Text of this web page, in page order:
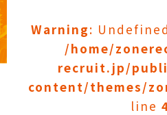
Warning:
/home/
recruit.jp/
content/themes/
line